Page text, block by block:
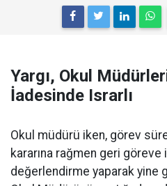
Yargı, Okul
İadesinde Israrlı
Okul müdürü iken, görev
kararına rağmen geri
değerlendirme yaparak yine